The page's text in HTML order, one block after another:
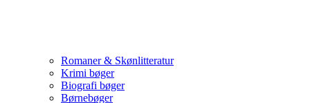
Romaner & Skønlitteratur
Krimi bøger
Biografi bøger
Børnebøger